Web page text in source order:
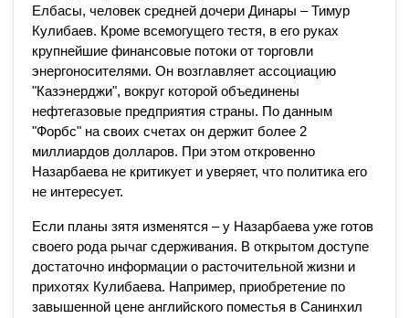
Елбасы, человек средней дочери Динары – Тимур
Кулибаев. Кроме всемогущего тестя, в его руках
крупнейшие финансовые потоки от торговли
энергоносителями. Он возглавляет ассоциацию
"Казэнерджи", вокруг которой объединены
нефтегазовые предприятия страны. По данным
"Форбс" на своих счетах он держит более 2
миллиардов долларов. При этом откровенно
Назарбаева не критикует и уверяет, что политика его
не интересует.
Если планы зятя изменятся – у Назарбаева уже готов
своего рода рычаг сдерживания. В открытом доступе
достаточно информации о расточительной жизни и
прихотях Кулибаева. Например, приобретение по
завышенной цене английского поместья в Санинхил